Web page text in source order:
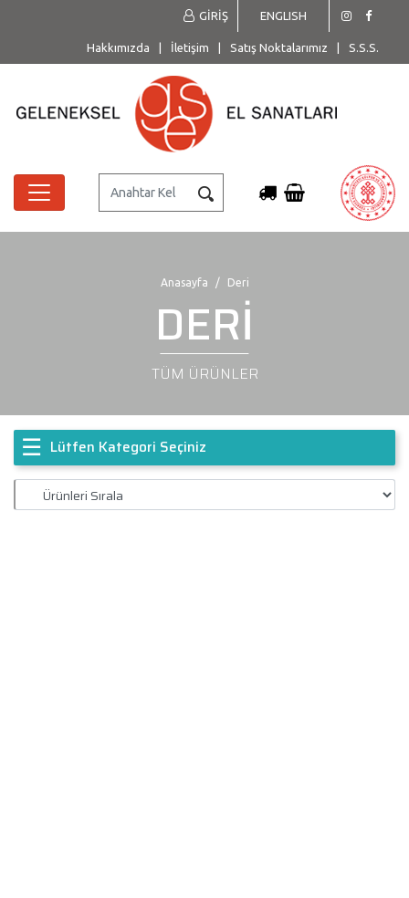
ENGLISH
GİRİŞ
Hakkımızda İletişim Satış Noktalarımız S.S.S.
Anasayfa Deri
DERİ
TÜM ÜRÜNLER
☰ Lütfen Kategori Seçiniz